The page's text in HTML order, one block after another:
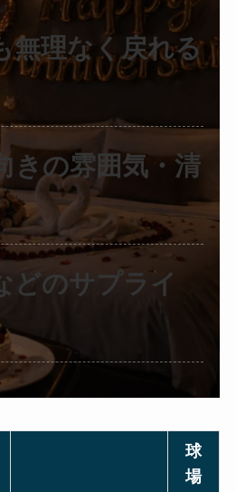
無理なく戻れる
きの雰囲気・清
どのサプライ
球
場